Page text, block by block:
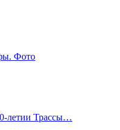
Фото
летии Трассы…